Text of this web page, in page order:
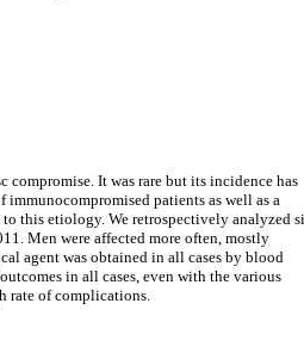
It was rare but its incidence has
patients as well as a
this etiology. We retrospectively analyzed
Men were affected more often, mostly
agent was obtained in all cases by blood
in all cases, even with the various
rate of complications.